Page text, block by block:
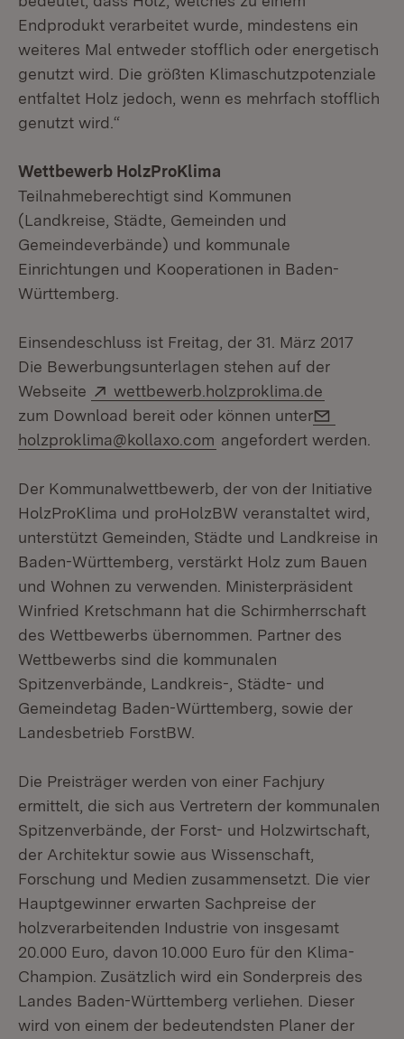
Endprodukt verarbeitet wurde, mindestens ein
weiteres Mal entweder stofflich oder energetisch
genutzt wird. Die größten Klimaschutzpotenziale
entfaltet Holz jedoch, wenn es mehrfach stofflich
genutzt wird.“
Wettbewerb HolzProKlima
Teilnahmeberechtigt sind Kommunen
(Landkreise, Städte, Gemeinden und
Gemeindeverbände) und kommunale
Einrichtungen und Kooperationen in Baden-
Württemberg.
Einsendeschluss ist Freitag, der 31. März 2017
Die Bewerbungsunterlagen stehen auf der
Webseite
Extern:
wettbewerb.holzproklima.de
zum Download bereit oder können unter
holzproklima@kollaxo.com angefordert werden.
Der Kommunalwettbewerb, der von der Initiative
HolzProKlima und proHolzBW veranstaltet wird,
unterstützt Gemeinden, Städte und Landkreise in
Baden-Württemberg, verstärkt Holz zum Bauen
und Wohnen zu verwenden. Ministerpräsident
Winfried Kretschmann hat die Schirmherrschaft
des Wettbewerbs übernommen. Partner des
Wettbewerbs sind die kommunalen
Spitzenverbände, Landkreis-, Städte- und
Gemeindetag Baden-Württemberg, sowie der
Landesbetrieb ForstBW.
Die Preisträger werden von einer Fachjury
ermittelt, die sich aus Vertretern der kommunalen
Spitzenverbände, der Forst- und Holzwirtschaft,
der Architektur sowie aus Wissenschaft,
Forschung und Medien zusammensetzt. Die vier
Hauptgewinner erwarten Sachpreise der
holzverarbeitenden Industrie von insgesamt
20.000 Euro, davon 10.000 Euro für den Klima-
Champion. Zusätzlich wird ein Sonderpreis des
Landes Baden-Württemberg verliehen. Dieser
wird von einem der bedeutendsten Planer der